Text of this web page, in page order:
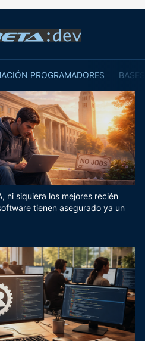
PROGRAMADORES
ni siquiera los mejores recién
tienen asegurado ya un